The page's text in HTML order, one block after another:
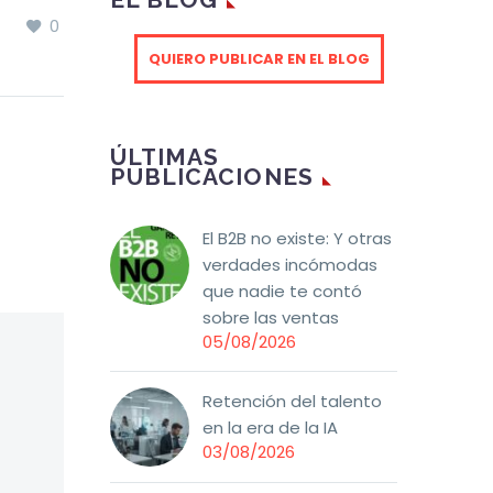
0
la Experiencia de
Cliente genera, en
las empresas. Pero el
interés para los
responsables de esas
compañías es que se
demuestre si
realmente esta
disciplina tiene un
impacto positivo y una
influencia directa en
los resultados
económicos de la
organización.
QUIERO PUBLICAR EN EL BLOG
ÚLTIMAS
PUBLICACIONES
El B2B no existe: Y otras
verdades incómodas
que nadie te contó
sobre las ventas
05/08/2026
Retención del talento
en la era de la IA
03/08/2026